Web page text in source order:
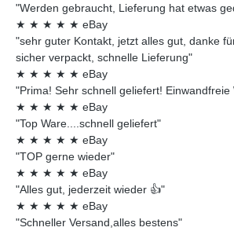
"Werden gebraucht, Lieferung hat etwas
★ ★ ★ ★ ★ eBay
"sehr guter Kontakt, jetzt alles gut, danke
sicher verpackt, schnelle Lieferung"
★ ★ ★ ★ ★ eBay
"Prima! Sehr schnell geliefert! Einwandfreie
★ ★ ★ ★ ★ eBay
"Top Ware....schnell geliefert"
★ ★ ★ ★ ★ eBay
"TOP gerne wieder"
★ ★ ★ ★ ★ eBay
"Alles gut, jederzeit wieder 👍"
★ ★ ★ ★ ★ eBay
"Schneller Versand,alles bestens"